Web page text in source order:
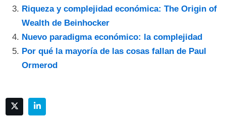
Riqueza y complejidad económica: The Origin of
Wealth de Beinhocker
Nuevo paradigma económico: la complejidad
Por qué la mayoría de las cosas fallan de Paul
Ormerod